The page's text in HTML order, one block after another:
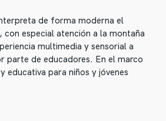
de forma moderna el
especial atención a la montaña
multimedia y sensorial a
parte de educadores. En el marco
educativa para niños y jóvenes